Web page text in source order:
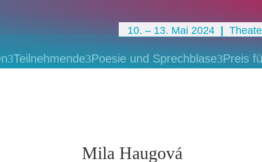
10. – 13. Mai 2024 |
3Teilnehmende3Poesie und Sprechblase3Preis
Mila Haugová